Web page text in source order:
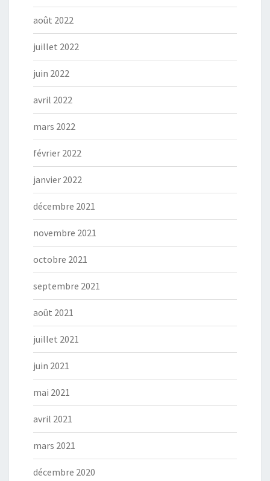
août 2022
juillet 2022
juin 2022
avril 2022
mars 2022
février 2022
janvier 2022
décembre 2021
novembre 2021
octobre 2021
septembre 2021
août 2021
juillet 2021
juin 2021
mai 2021
avril 2021
mars 2021
décembre 2020